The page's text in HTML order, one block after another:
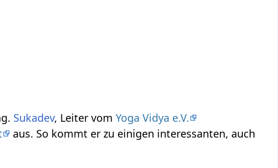
Sukadev, Leiter vomYoga Vidya e.V.
aus. So kommt er zu einigen interessanten, auch